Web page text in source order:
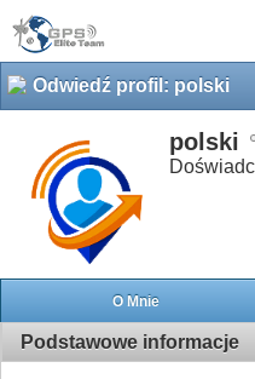
Odwiedź profil: polski
polski
O Mnie
Podstawowe informacje